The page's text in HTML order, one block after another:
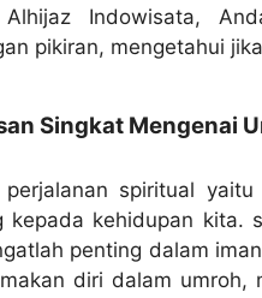
Alhijaz Indowisata,
pikiran, mengetahui
Singkat Mengenai
perjalanan spiritual
kepada kehidupan kita.
penting dalam
diri dalam umroh,